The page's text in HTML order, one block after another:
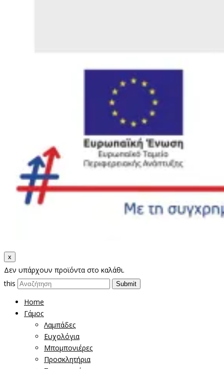
x
Δεν υπάρχουν προϊόντα στο καλάθι.
this
Home
Γάμος
Λαμπάδες
Ευχολόγια
Μπομπονιέρες
Προσκλητήρια